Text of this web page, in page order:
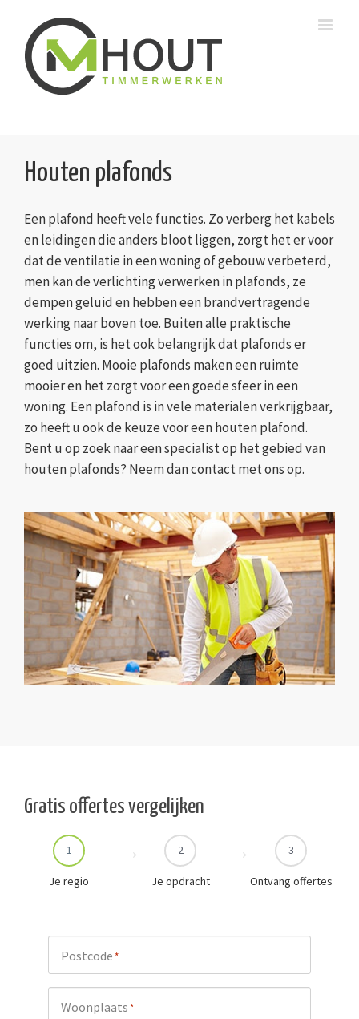
Houten plafonds
Een plafond heeft vele functies. Zo verberg het kabels
en leidingen die anders bloot liggen, zorgt het er voor
dat de ventilatie in een woning of gebouw verbeterd,
men kan de verlichting verwerken in plafonds, ze
dempen geluid en hebben een brandvertragende
werking naar boven toe. Buiten alle praktische
functies om, is het ook belangrijk dat plafonds er
goed uitzien. Mooie plafonds maken een ruimte
mooier en het zorgt voor een goede sfeer in een
woning. Een plafond is in vele materialen verkrijgbaar,
zo heeft u ook de keuze voor een houten plafond.
Bent u op zoek naar een specialist op het gebied van
houten plafonds? Neem dan contact met ons op.
Gratis offertes vergelijken
1
Je regio
2
Je opdracht
3
Ontvang offertes
Postcode*
Woonplaats*